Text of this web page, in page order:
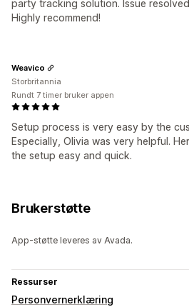
party tracking solution. Issue
Highly recommend!
Setup process is very easy by the
Especially, Olivia was very helpful.
the setup easy and quick.
Weavico
Storbritannia
Rundt 7 timer bruker appen
Brukerstøtte
App-støtte leveres av Avada.
Ressurser
Personvernerklæring